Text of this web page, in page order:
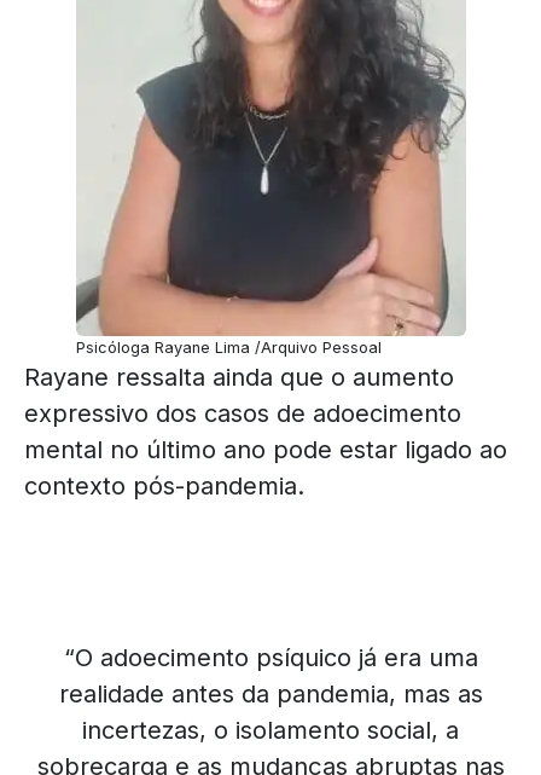
Psicóloga Rayane Lima /Arquivo Pessoal
Rayane ressalta ainda que o aumento
expressivo dos casos de adoecimento
mental no último ano pode estar ligado ao
contexto pós-pandemia.
“O adoecimento psíquico já era uma
realidade antes da pandemia, mas as
incertezas, o isolamento social, a
sobrecarga e as mudanças abruptas nas